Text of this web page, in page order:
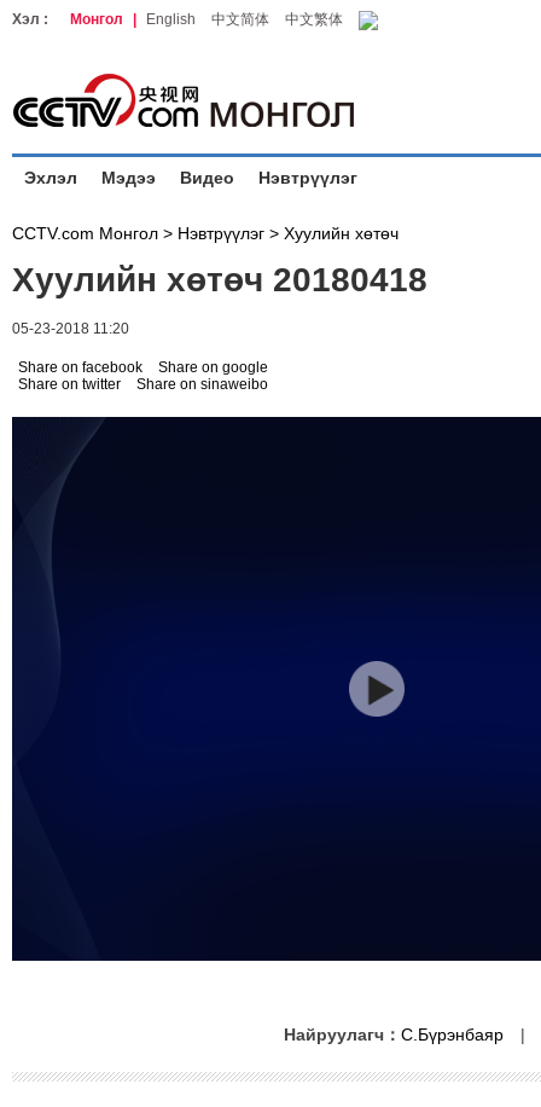
Хэл : Монгол English 中文简体 中文繁体
Эхлэл Мэдээ Видео Нэвтрүүлэг
CCTV.com Монгол > Нэвтрүүлэг > Хуулийн хөтөч
Хуулийн хөтөч 20180418
05-23-2018 11:20
Share on facebook
Share on google
Share on twitter
Share on sinaweibo
Найруулагч： С.Бүрэнбаяр |